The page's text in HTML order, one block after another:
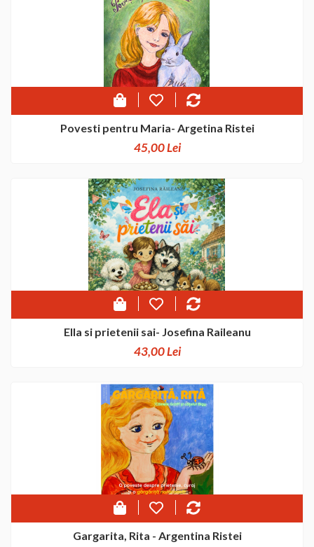
Povesti pentru Maria- Argetina Ristei
45,00 Lei
Ella si prietenii sai- Josefina Raileanu
43,00 Lei
Gargarita, Rita - Argentina Ristei